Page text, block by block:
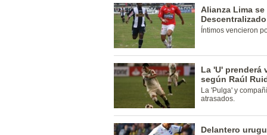
Alianza Lima
Descentralizado
Íntimos vencieron
La 'U' prenderá
según Raúl
La 'Pulga' y
atrasados.
Delantero